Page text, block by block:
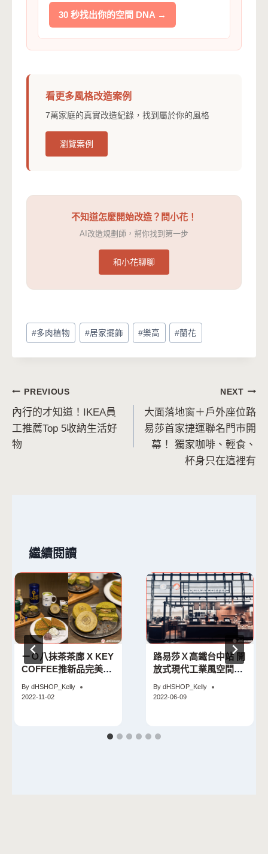
30 秒找出你的空間 DNA →
看更多風格改造案例
7萬家庭的真實改造紀錄，找到屬於你的風格
瀏覽案例
不知道怎麼開始改造？問小花！
AI改造規劃師，幫你找到第一步
和小花聊聊
Post
Tags:
#多肉植物 #居家擺飾 #樂高 #蘭花
文
章
導
PREVIOUS
內行的才知道！IKEA員
工推薦Top 5收納生活好
物
NEXT
大面落地窗＋戶外座位路
易莎首家捷運聯名門市開
幕！ 獨家咖啡、輕食、
杯身只在這裡有
繼續閱讀
ㄧＯ八抹茶茶廊 X KEY
COFFEE推新品完美結
By dHSHOP_Kelly
2022-11-02
路易莎Ｘ高鐵台中站 開
放式現代工業風空間創
By dHSHOP_Kelly
2022-06-09